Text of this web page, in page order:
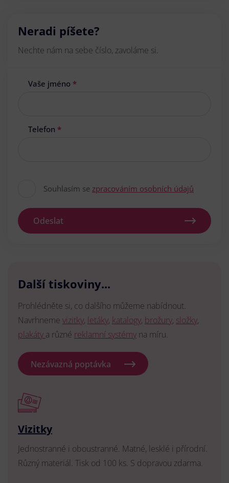
Neradi píšete?
Nechte nám na sebe číslo, zavoláme si.
Vaše jméno *
Telefon *
Souhlasím se zpracováním osobních údajů
Odeslat
Další tiskoviny...
Prohlédněte si, co dalšího můžeme nabídnout.
Navrhneme vizitky, letáky, katalogy, brožury, složky,
plakáty a různé reklamní systémy na míru.
Nezávazná poptávka
Vizitky
Jednostranné i oboustranné. Matné, lesklé i přírodní.
Různý materiál. Tisk od 100 ks. S dopravou zdarma.